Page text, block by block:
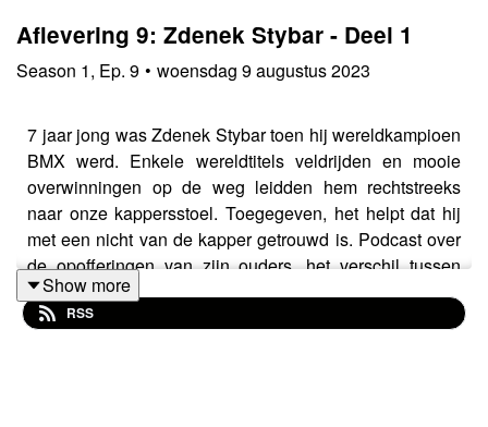
Aflevering 9: Zdenek Stybar - Deel 1
Season 1, Ep. 9 • woensdag 9 augustus 2023
7 jaar jong was Zdenek Stybar toen hij wereldkampioen
BMX werd. Enkele wereldtitels veldrijden en mooie
overwinningen op de weg leidden hem rechtstreeks
naar onze kappersstoel. Toegegeven, het helpt dat hij
met een nicht van de kapper getrouwd is. Podcast over
de opofferingen van zijn ouders, het verschil tussen
crossen en wielerennen, hard werken versus ruw talent,
het leven na de koers en winnen op katsjoe botten. Deel
Show more
RSS